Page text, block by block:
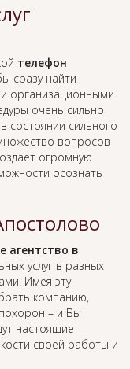
телефон
сразу найти
организационными
очень сильно
состоянии сильного
вопросов
огромную
осознать
агентство в
услуг в разных
Имея эту
компанию,
– и Вы
настоящие
своей работы и